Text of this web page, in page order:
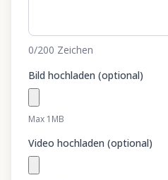
0/200 Zeichen
Bild hochladen (optional)
Max 1MB
Video hochladen (optional)